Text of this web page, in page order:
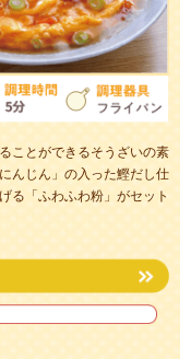
ことができるそうざいの素
んじん」の入った鰹だし仕
る「ふわふわ粉」がセット